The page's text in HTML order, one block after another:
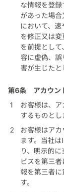
な情報を登
があった場
において、
を修正又は
を前提とし
容に虚偽、
害が生じたと
第6条
アカウン
お客様は、
するものとし
お客様はア
ます。当社
り、明示的
ビスを第三
報を第三者
す。